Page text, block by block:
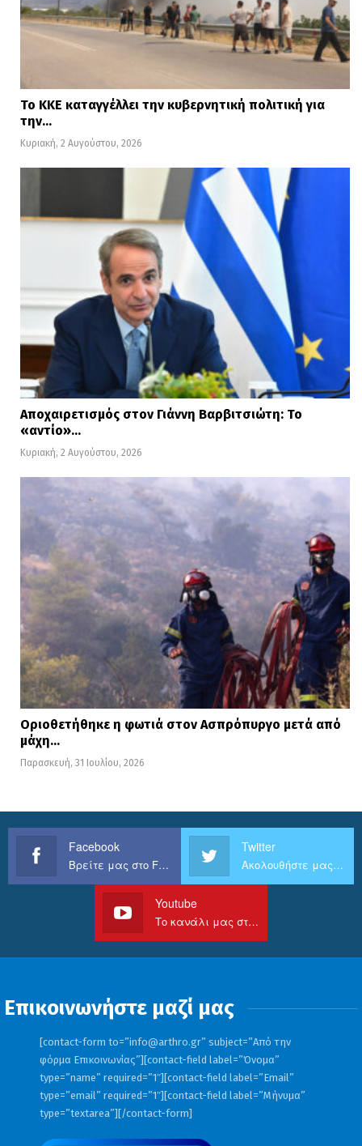
Το ΚΚΕ καταγγέλλει την κυβερνητική πολιτική για
την…
Κυριακή, 2 Αυγούστου, 2026
Αποχαιρετισμός στον Γιάννη Βαρβιτσιώτη: Το
«αντίο»…
Κυριακή, 2 Αυγούστου, 2026
Οριοθετήθηκε η φωτιά στον Ασπρόπυργο μετά από
μάχη…
Παρασκευή, 31 Ιουλίου, 2026
Facebook
Βρείτε μας στο Facebook
Twitter
Ακολουθήστε μας στο Twitter
Youtube
Το κανάλι μας στο Youtube
Επικοινωνήστε μαζί μας
[contact-form to=”info@arthro.gr” subject=”Από την
φόρμα Επικοινωνίας”][contact-field label=”Όνομα”
type=”name” required=”1″][contact-field label=”Email”
type=”email” required=”1″][contact-field label=”Μήνυμα”
type=”textarea”][/contact-form]